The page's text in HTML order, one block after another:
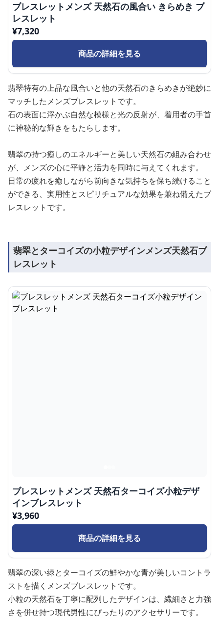
ブレスレットメンズ 天然石の風合い きらめき ブ
レスレット
¥7,320
商品の詳細を見る
翡翠特有の上品な風合いと他の天然石のきらめきが絶妙に
マッチしたメンズブレスレットです。
石の表面に浮かぶ自然な模様と光の反射が、着用者の手首
に神秘的な輝きをもたらします。
翡翠の持つ癒しのエネルギーと美しい天然石の組み合わせ
が、メンズの心に平静と活力を同時に与えてくれます。
日常の疲れを癒しながら前向きな気持ちを保ち続けること
ができる、実用性とスピリチュアルな効果を兼ね備えたブ
レスレットです。
翡翠とターコイズの小粒デザインメンズ天然石ブ
レスレット
ブレスレットメンズ 天然石ターコイズ小粒デザ
インブレスレット
¥3,960
商品の詳細を見る
翡翠の深い緑とターコイズの鮮やかな青が美しいコントラ
ストを描くメンズブレスレットです。
小粒の天然石を丁寧に配列したデザインは、繊細さと力強
さを併せ持つ現代男性にぴったりのアクセサリーです。